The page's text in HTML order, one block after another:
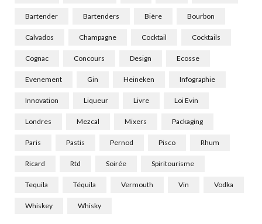
Bartender Bartenders Bière Bourbon
Calvados Champagne Cocktail Cocktails
Cognac Concours Design Ecosse
Evenement Gin Heineken Infographie
Innovation Liqueur Livre Loi Evin
Londres Mezcal Mixers Packaging
Paris Pastis Pernod Pisco Rhum
Ricard Rtd Soirée Spiritourisme
Tequila Téquila Vermouth Vin Vodka
Whiskey Whisky